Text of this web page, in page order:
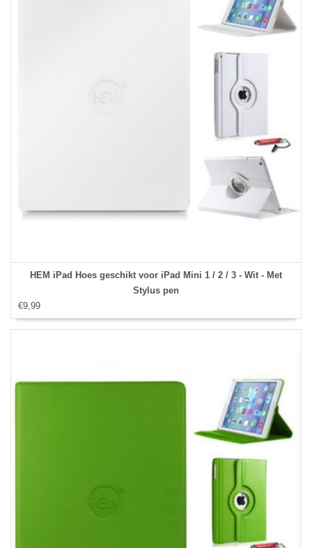
HEM iPad Hoes geschikt voor iPad Mini 1 / 2 / 3 - Wit - Met
Stylus pen
€9,99